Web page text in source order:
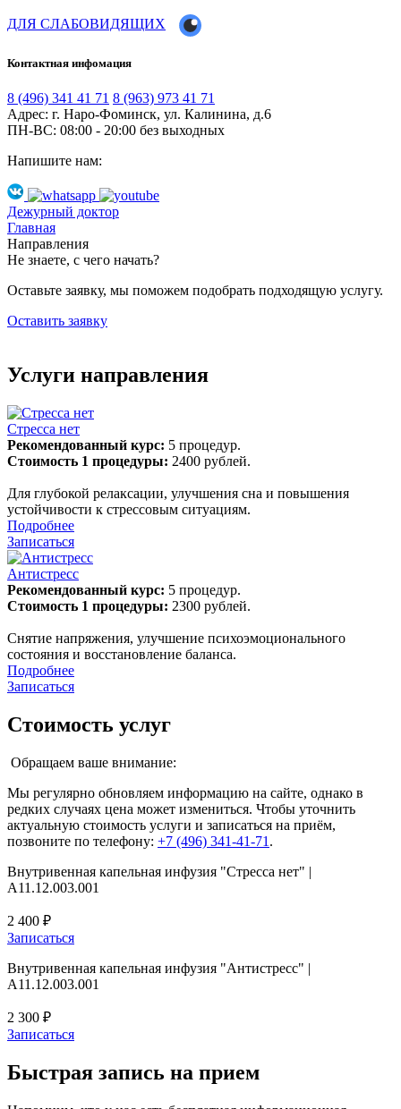
ДЛЯ СЛАБОВИДЯЩИХ
Контактная инфомация
8 (496) 341 41 71 8 (963) 973 41 71
Адрес: г. Наро-Фоминск, ул. Калинина, д.6
ПН-ВС: 08:00 - 20:00 без выходных
Напишите нам:
Дежурный доктор
Главная
Направления
Не знаете, с чего начать?
Оставьте заявку, мы поможем подобрать подходящую услугу.
Оставить заявку
Услуги направления
Стресса нет
Рекомендованный курс: 5 процедур.
Стоимость 1 процедуры: 2400 рублей.
Для глубокой релаксации, улучшения сна и повышения
устойчивости к стрессовым ситуациям.
Подробнее
Записаться
Антистресс
Рекомендованный курс: 5 процедур.
Стоимость 1 процедуры: 2300 рублей.
Снятие напряжения, улучшение психоэмоционального
состояния и восстановление баланса.
Подробнее
Записаться
Стоимость услуг
Обращаем ваше внимание:
Мы регулярно обновляем информацию на сайте, однако в
редких случаях цена может измениться. Чтобы уточнить
актуальную стоимость услуги и записаться на приём,
позвоните по телефону: +7 (496) 341-41-71 .
Внутривенная капельная инфузия "Стресса нет" |
A11.12.003.001
2 400 ₽
Записаться
Внутривенная капельная инфузия "Антистресс" |
A11.12.003.001
2 300 ₽
Записаться
Быстрая запись на прием